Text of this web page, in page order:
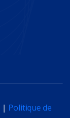
| Politique de